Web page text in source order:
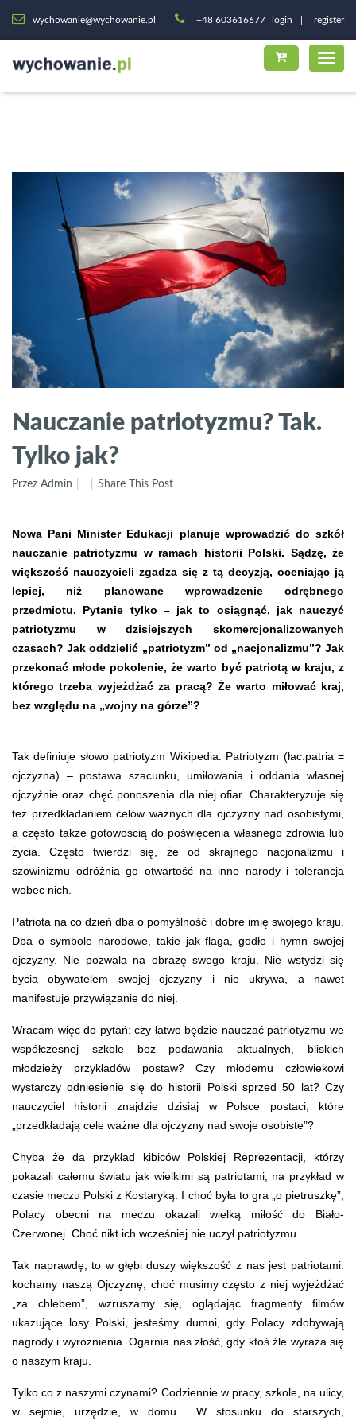
wychowanie@wychowanie.pl +48 603616677 login register
Nauczanie patriotyzmu? Tak.
Tylko jak?
Przez Admin Share This Post
Nowa Pani Minister Edukacji planuje wprowadzić do szkół
nauczanie patriotyzmu w ramach historii Polski. Sądzę, że
większość nauczycieli zgadza się z tą decyzją, oceniając ją
lepiej, niż planowane wprowadzenie odrębnego
przedmiotu. Pytanie tylko – jak to osiągnąć, jak nauczyć
patriotyzmu w dzisiejszych skomercjonalizowanych
czasach? Jak oddzielić „patriotyzm” od „nacjonalizmu”? Jak
przekonać młode pokolenie, że warto być patriotą w kraju, z
którego trzeba wyjeżdżać za pracą? Że warto miłować kraj,
bez względu na „wojny na górze”?
Tak definiuje słowo patriotyzm Wikipedia: Patriotyzm (łac.patria =
ojczyzna) – postawa szacunku, umiłowania i oddania własnej
ojczyźnie oraz chęć ponoszenia dla niej ofiar. Charakteryzuje się
też przedkładaniem celów ważnych dla ojczyzny nad osobistymi,
a często także gotowością do poświęcenia własnego zdrowia lub
życia. Często twierdzi się, że od skrajnego nacjonalizmu i
szowinizmu odróżnia go otwartość na inne narody i tolerancja
wobec nich.
Patriota na co dzień dba o pomyślność i dobre imię swojego kraju.
Dba o symbole narodowe, takie jak flaga, godło i hymn swojej
ojczyzny. Nie pozwala na obrazę swego kraju. Nie wstydzi się
bycia obywatelem swojej ojczyzny i nie ukrywa, a nawet
manifestuje przywiązanie do niej.
Wracam więc do pytań: czy łatwo będzie nauczać patriotyzmu we
współczesnej szkole bez podawania aktualnych, bliskich
młodzieży przykładów postaw? Czy młodemu człowiekowi
wystarczy odniesienie się do historii Polski sprzed 50 lat? Czy
nauczyciel historii znajdzie dzisiaj w Polsce postaci, które
„przedkładają cele ważne dla ojczyzny nad swoje osobiste”?
Chyba że da przykład kibiców Polskiej Reprezentacji, którzy
pokazali całemu światu jak wielkimi są patriotami, na przykład w
czasie meczu Polski z Kostaryką. I choć była to gra „o pietruszkę”,
Polacy obecni na meczu okazali wielką miłość do Biało-
Czerwonej. Choć nikt ich wcześniej nie uczył patriotyzmu…..
Tak naprawdę, to w głębi duszy większość z nas jest patriotami:
kochamy naszą Ojczyznę, choć musimy często z niej wyjeżdżać
„za chlebem”, wzruszamy się, oglądając fragmenty filmów
ukazujące losy Polski, jesteśmy dumni, gdy Polacy zdobywają
nagrody i wyróżnienia. Ogarnia nas złość, gdy ktoś źle wyraża się
o naszym kraju.
Tylko co z naszymi czynami? Codziennie w pracy, szkole, na ulicy,
w sejmie, urzędzie, w domu… W stosunku do starszych,